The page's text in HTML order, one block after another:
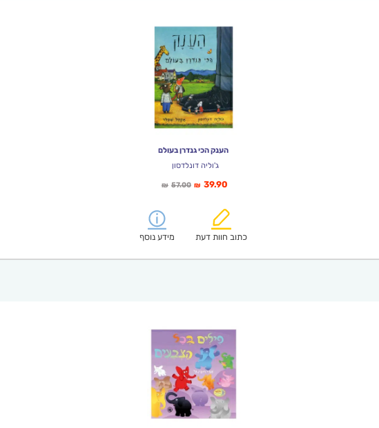
הענק הכי גנדרן בעולם
ג'וליה דונלדסון
₪ 57.00המחיר
₪57.00.
₪ 39.90
הוא:
כתוב חוות דעת
מידע נוסף